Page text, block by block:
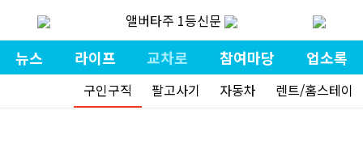
앨버타주 1등신문
뉴스 라이프 교차로 참여마당 업소록
구인구직 팔고사기 자동차 렌트/홈스테이